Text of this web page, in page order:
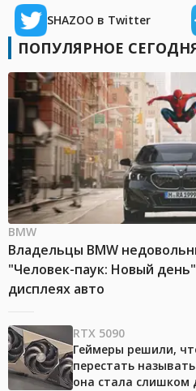
SHAZOO в Twitter
ПОПУЛЯРНОЕ
BMW
Владельцы BMW
"Человек-паук: Новый
дисплеях авто
RTX 5090
Геймеры решили,
перестать
она стала слишком